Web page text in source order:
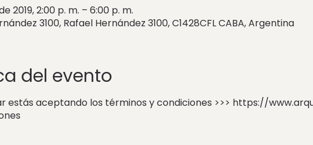
2019, 2:00 p. m. – 6:00 p. m.
3100, Rafael Hernández 3100, C1428CFL CABA, Argentina
del evento
estás aceptando los términos y condiciones >>> https://